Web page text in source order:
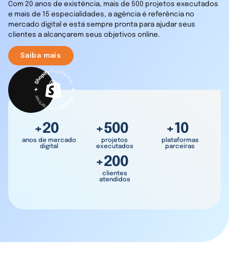
Com 20 anos de existência, mais de 500 projetos executados
e mais de 15 especialidades, a agência é referência no
mercado digital e está sempre pronta para ajudar seus
clientes a alcançarem seus objetivos online.
Saiba mais
+20
anos de mercado
digital
+500
projetos
executados
+10
plataformas
parceiras
+200
clientes
atendidos